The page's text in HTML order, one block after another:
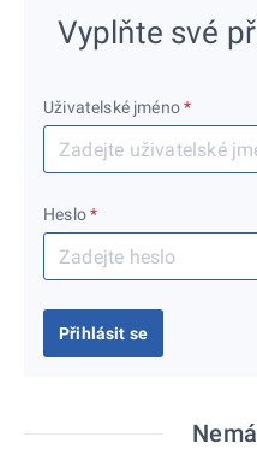
Vyplňte své
Uživatelské jméno*
Heslo*
Přihlásit se